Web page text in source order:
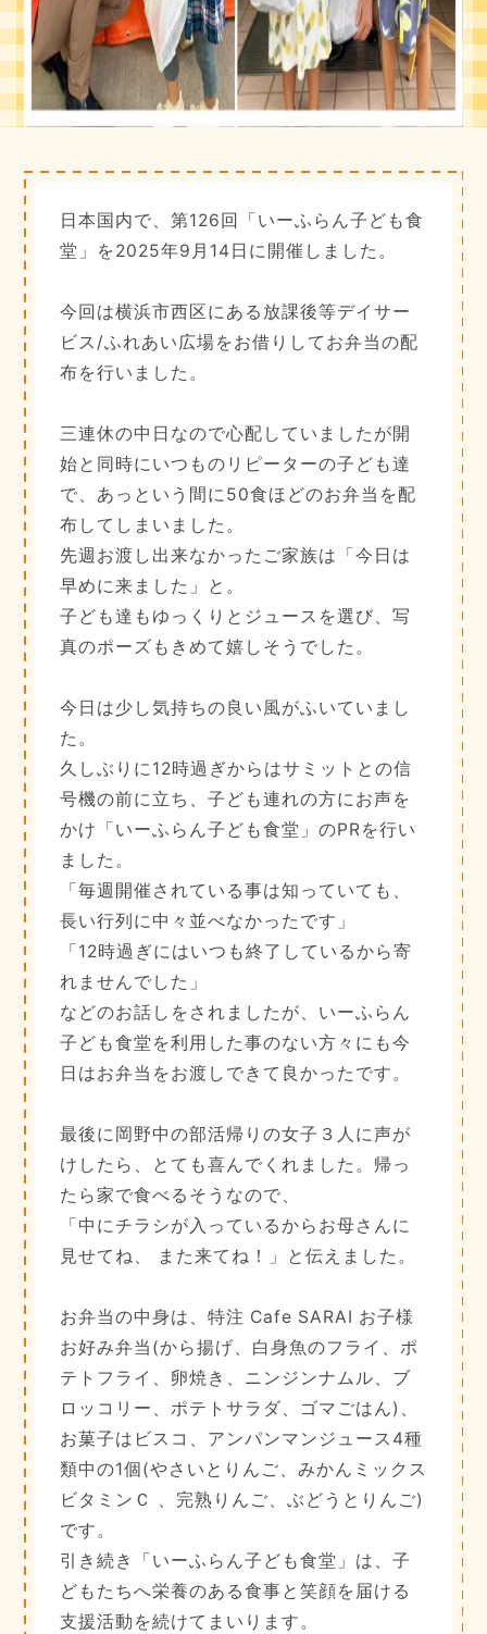
日本国内で、第126回「いーふらん子ども食
堂」を2025年9月14日に開催しました。
今回は横浜市西区にある放課後等デイサー
ビス/ふれあい広場をお借りしてお弁当の配
布を行いました。
三連休の中日なので心配していましたが開
始と同時にいつものリピーターの子ども達
で、あっという間に50食ほどのお弁当を配
布してしまいました。
先週お渡し出来なかったご家族は「今日は
早めに来ました」と。
子ども達もゆっくりとジュースを選び、写
真のポーズもきめて嬉しそうでした。
今日は少し気持ちの良い風がふいていまし
た。
久しぶりに12時過ぎからはサミットとの信
号機の前に立ち、子ども連れの方にお声を
かけ「いーふらん子ども食堂」のPRを行い
ました。
「毎週開催されている事は知っていても、
長い行列に中々並べなかったです」
「12時過ぎにはいつも終了しているから寄
れませんでした」
などのお話しをされましたが、いーふらん
子ども食堂を利用した事のない方々にも今
日はお弁当をお渡しできて良かったです。
最後に岡野中の部活帰りの女子３人に声が
けしたら、とても喜んでくれました。帰っ
たら家で食べるそうなので、
「中にチラシが入っているからお母さんに
見せてね、 また来てね！」と伝えました。
お弁当の中身は、特注 Cafe SARAI お子様
お好み弁当(から揚げ、白身魚のフライ、ポ
テトフライ、卵焼き、ニンジンナムル、ブ
ロッコリー、ポテトサラダ、ゴマごはん)、
お菓子はビスコ、アンパンマンジュース4種
類中の1個(やさいとりんご、みかんミックス
ビタミンＣ 、完熟りんご、ぶどうとりんご)
です。
引き続き「いーふらん子ども食堂」は、子
どもたちへ栄養のある食事と笑顔を届ける
支援活動を続けてまいります。